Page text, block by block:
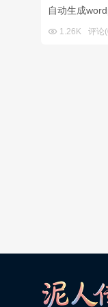
自动生成
 1.26K 评论